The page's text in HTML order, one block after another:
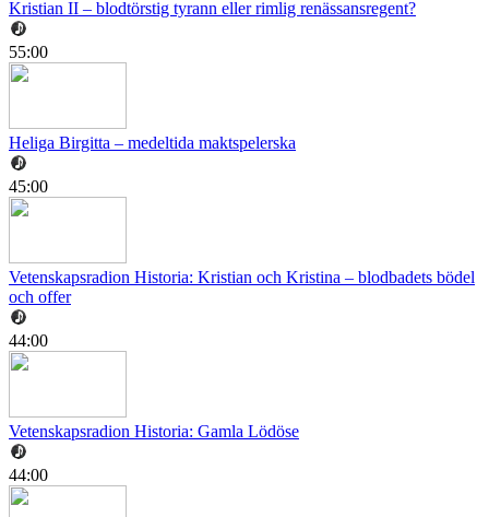
Kristian II – blodtörstig tyrann eller rimlig renässansregent?
55:00
Heliga Birgitta – medeltida maktspelerska
45:00
Vetenskapsradion Historia: Kristian och Kristina – blodbadets bödel
och offer
44:00
Vetenskapsradion Historia: Gamla Lödöse
44:00